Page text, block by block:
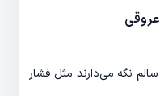
نگه می‌دارند مثل فشار